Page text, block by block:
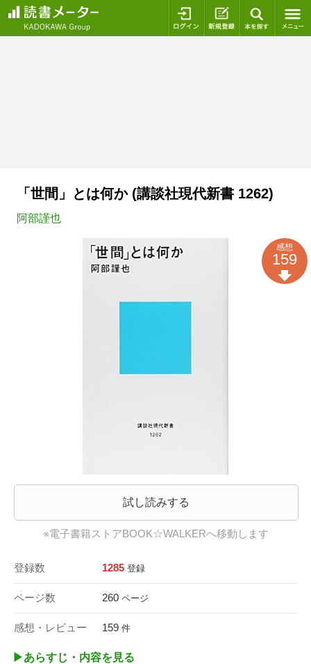
ログイン 新規登録
「世間」とは何か (講談社現代新書 1262)
阿部謹也
試し読みする
※電子書籍ストアBOOK☆WALKERへ移動します
登録数 1285 登録
ページ数 260 ページ
感想・レビュー 159 件
感想
159
▶︎あらすじ・内容を見る